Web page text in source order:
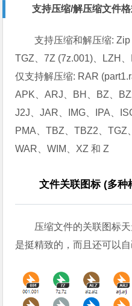
支持压缩/解压缩文件格
支持压缩和解压缩: Zip
TGZ、7Z (7z.001)、LZH
仅支持解压缩: RAR
APK、ARJ、BH、BZ、
J2J、JAR、IMG、IPA、
PMA、TBZ、TBZ2、TGZ
WAR、WIM、XZ 和 Z
文件关联图标 (多种
压缩文件的关联图标
是挺精致的，而且还可以自